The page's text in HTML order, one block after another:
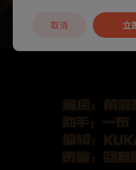
本章节仅支持App阅读，
户7天免费看
立
取消